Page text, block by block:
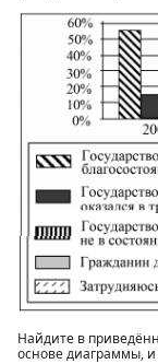
Найдите в
основе диаграммы,